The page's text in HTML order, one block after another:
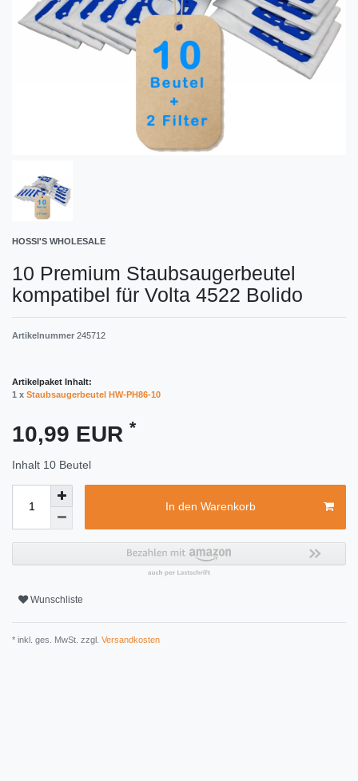
HOSSI'S WHOLESALE
10 Premium Staubsaugerbeutel
kompatibel für Volta 4522 Bolido
Artikelnummer 245712
Artikelpaket Inhalt:
1 x Staubsaugerbeutel HW-PH86-10
10,99 EUR *
Inhalt 10 Beutel
In den Warenkorb
Wunschliste
* inkl. ges. MwSt. zzgl. Versandkosten